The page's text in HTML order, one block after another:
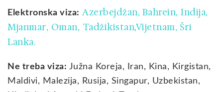
Elektronska viza: Azerbejdžan‎, Bahrein, Indija‎,
Mjanmar‎, Oman, Tadžikistan‎,Vijetnam‎, Šri
Lanka.
Ne treba viza: Južna Koreja‎, Iran, Kina‎, Kirgistan,
Maldivi, Malezija, Rusija, Singapur, Uzbekistan,